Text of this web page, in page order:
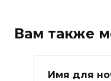
Вам также
Имя для